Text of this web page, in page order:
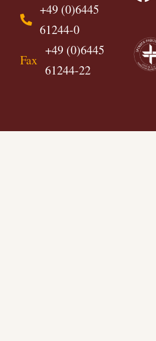
+49 (0)6445
61244-0
Fax
+49 (0)6445
61244-22